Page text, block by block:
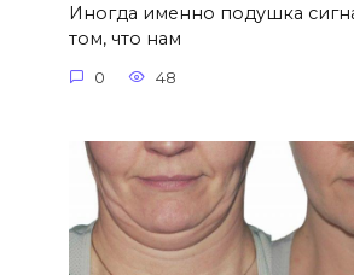
Иногда именно подушка
том, что нам
0 48